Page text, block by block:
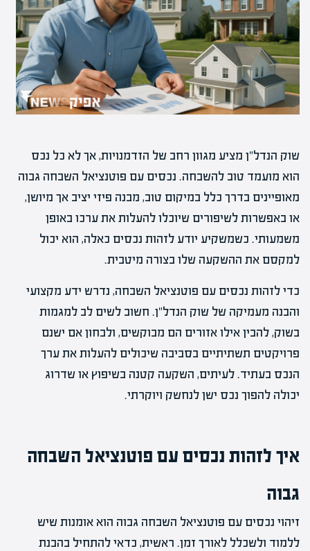
שוק הנדל"ן מציע מגוון רחב של הזדמנויות, אך לא כל נכס
הוא מועמד טוב להשבחה. נכסים עם פוטנציאל השבחה גבוה
מאופיינים בדרך כלל במיקום טוב, מבנה פיזי יציב אך מיושן,
או באפשרות לשיפורים שיוכלו להעלות את ערכו באופן
משמעותי. כשמשקיע יודע לזהות נכסים כאלה, הוא יכול
למקסם את ההשקעה שלו בצורה מיטבית.
כדי לזהות נכסים עם פוטנציאל השבחה, נדרש ידע מקצועי
והבנה מעמיקה של שוק הנדל"ן. חשוב לשים לב למגמות
בשוק, להבין אילו אזורים הם מבוקשים, ולבחון אם ישנם
פרויקטים תשתיתיים בסביבה שיכולים להעלות את ערך
הנכס בעתיד. לעיתים, השקעה קטנה בשיפוץ או שדרוג
יכולה להפוך נכס ישן לנחשק ויוקרתי.
איך לזהות נכסים עם פוטנציאל השבחה
גבוה
זיהוי נכסים עם פוטנציאל השבחה גבוה הוא אומנות שיש
ללמוד ולשכלל לאורך זמן. ראשית, כדאי להתחיל בהבנת